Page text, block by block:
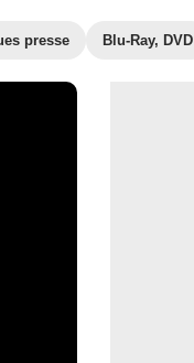
presse Blu-Ray, DVD